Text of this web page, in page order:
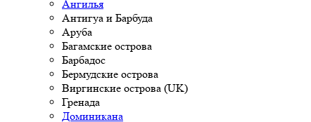
Ангилья
Антигуа и Барбуда
Аруба
Багамские острова
Барбадос
Бермудские острова
Виргинские острова (UK)
Гренада
Доминикана